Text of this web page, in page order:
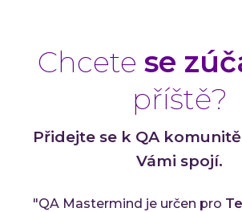
Chcete se
příště?
Přidejte se k QA
Vámi spojí.
"QA Mastermind je určen pro